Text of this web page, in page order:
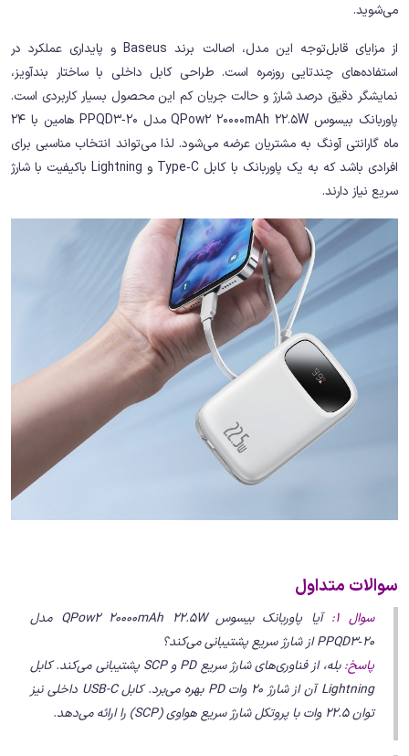
می‌شوید.
از مزایای قابل‌توجه این مدل، اصالت برند Baseus و پایداری عملکرد در
استفاده‌های چندتایی روزمره است. طراحی کابل داخلی با ساختار بندآویز،
نمایشگر دقیق درصد شارژ و حالت جریان کم این محصول بسیار کاربردی است.
پاوربانک بیسوس QPow2 20000mAh 22.5W مدل PPQD3‑20 هامین با 24
ماه گارانتی آونگ به مشتریان عرضه می‌شود. لذا می‌تواند انتخاب مناسبی برای
افرادی باشد که به یک پاوربانک با کابل Type‑C و Lightning باکیفیت با شارژ
سریع نیاز دارند.
سوالات متداول
سوال 1:
آیا پاوربانک بیسوس QPow2 20000mAh 22.5W مدل
PPQD3‑20 از شارژ سریع پشتیبانی می‌کند؟
پاسخ:
بله، از فناوری‌های شارژ سریع PD و SCP پشتیبانی می‌کند. کابل
Lightning آن از شارژ 20 وات PD بهره می‌برد. کابل USB-C داخلی نیز
توان 22.5 وات با پروتکل شارژ سریع هواوی (SCP) را ارائه می‌دهد.